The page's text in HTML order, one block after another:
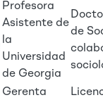
Profesora
Asistente de
la
Universidad
de Georgia
de
Gerenta